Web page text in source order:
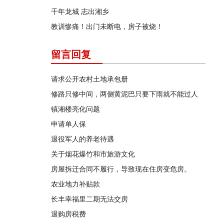
千年龙城 志出湘乡
教训惨痛！出门未断电，房子被烧！
留言回复
请求公开农村土地承包册
修路只修中间，两侧黄泥巴只要下雨就不能过人
镇湘楼亮化问题
申请单人保
退役军人的养老待遇
关于烟花爆竹和市旅游文化
房屋拆迁合同不履行，导致现在住房变危房。
农业地力补贴款
长丰幸福里二期无法交房
退购房税费